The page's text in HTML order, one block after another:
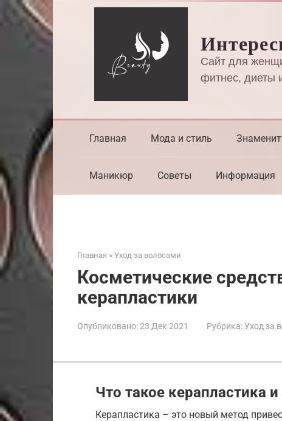
Перейти
к
контенту
Сайт для
фитнес, диеты
Главная Мода и стиль
Маникюр Советы Информация
Главная » Уход за волосами
Косметические
керапластики
Опубликовано:23 Дек 2021 Рубрика:Уход за
Что такое керапластика
Керапластика – это новый метод